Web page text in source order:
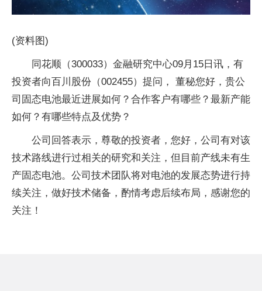
(资料图)
同花顺（300033）金融研究中心09月15日讯，有
投资者向百川股份（002455）提问， 董秘您好，贵公
司固态电池最近进展如何？合作客户有哪些？最新产能
如何？有哪些特点及优势？
公司回答表示，尊敬的投资者，您好，公司有对该
技术路线进行过相关的研究和关注，但目前产线未有生
产固态电池。公司技术团队将对电池的发展态势进行持
续关注，做好技术储备，酌情考虑后续布局，感谢您的
关注！